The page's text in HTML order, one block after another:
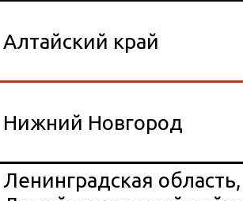
Алтайский край
Нижний Новгород
Ленинградская область,